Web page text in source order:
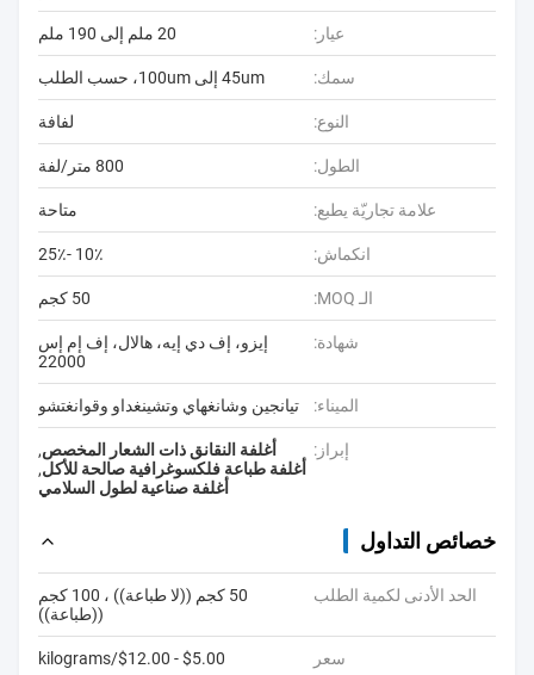
عيار: 20 ملم إلى 190 ملم
سمك: 45um إلى 100um، حسب الطلب
النوع: لفافة
الطول: 800 متر/لفة
علامة تجاريّة يطبع: متاحة
انكماش: 10٪ -25٪
الـ MOQ: 50 كجم
شهادة:
إيزو، إف دي إيه، هالال، إف إم إس
22000
الميناء: تيانجين وشانغهاي وتشينغداو وقوانغتشو
إبراز: أغلفة النقانق ذات الشعار المخصص,
أغلفة طباعة فلكسوغرافية صالحة للأكل,
أغلفة صناعية لطول السلامي
خصائص التداول
الحد الأدنى لكمية الطلب
50 كجم ((لا طباعة)) ، 100 كجم
((طباعة))
سعر $5.00 - $12.00/kilograms